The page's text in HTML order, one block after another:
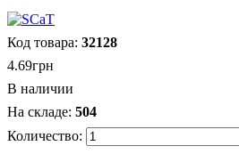
32128
4.69грн
В наличии
504